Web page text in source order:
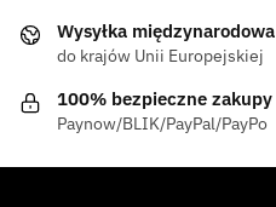
Wysyłka międzynarodowa
do krajów Unii Europejskiej
100% bezpieczne zakupy
Paynow/BLIK/PayPal/PayPo